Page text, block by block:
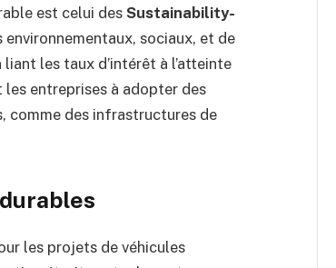
est celui desSustainability-
sociaux, et de
les taux d’intérêt à l’atteinte
entreprises à adopter des
comme des infrastructures de
les projets de véhicules